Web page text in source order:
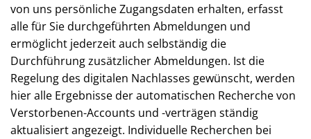
von uns persönliche Zugangsdaten erhalten, erfasst
alle für Sie durchgeführten Abmeldungen und
ermöglicht jederzeit auch selbständig die
Durchführung zusätzlicher Abmeldungen. Ist die
Regelung des digitalen Nachlasses gewünscht, werden
hier alle Ergebnisse der automatischen Recherche von
Verstorbenen-Accounts und -verträgen ständig
aktualisiert angezeigt. Individuelle Recherchen bei